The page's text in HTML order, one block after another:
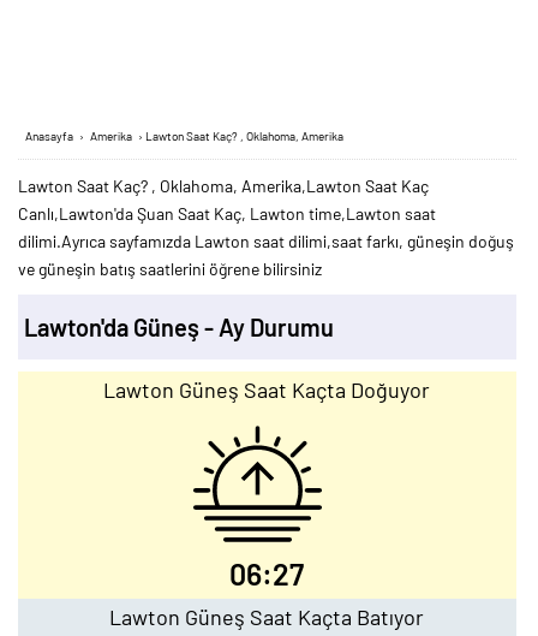
Anasayfa › Amerika › Lawton Saat Kaç? , Oklahoma, Amerika
Lawton Saat Kaç? , Oklahoma, Amerika,Lawton Saat Kaç
Canlı,Lawton'da Şuan Saat Kaç, Lawton time,Lawton saat
dilimi.Ayrıca sayfamızda Lawton saat dilimi,saat farkı, güneşin doğuş
ve güneşin batış saatlerini öğrene bilirsiniz
Lawton'da Güneş - Ay Durumu
Lawton Güneş Saat Kaçta Doğuyor
06:27
Lawton Güneş Saat Kaçta Batıyor